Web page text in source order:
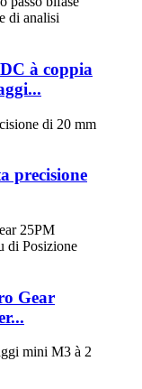
à coppia
precisione
Gear